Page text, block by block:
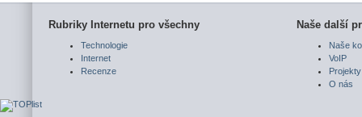
Rubriky Internetu pro všechny
Technologie
Internet
Recenze
Naše další
Naše
VoIP
Projekty
O nás